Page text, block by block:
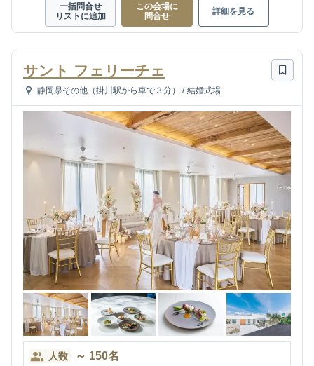
一括問合せ
リストに追加
この会場に
問合せ
詳細を見る
サント フェリーチェ
静岡県その他（掛川駅から車で３分） / 結婚式場
人数 ～ 150名